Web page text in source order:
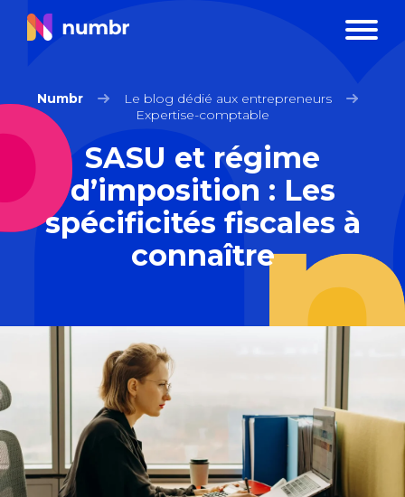
Numbr
Le blog dédié aux entrepreneurs
Expertise-comptable
SASU et régime
d’imposition : Les
spécificités fiscales à
connaître